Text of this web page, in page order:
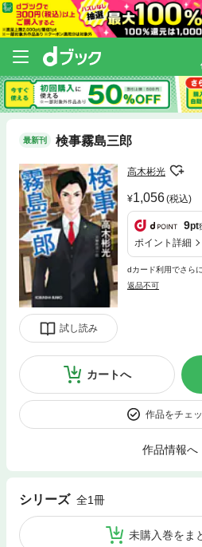
最新刊 検事霧島三郎
試し読み
高木彬光
1,056(税込)
9pt
ポイント詳細
dカード利用でさら
返品不可
カートへ
作品をチェ
作品情報へ
シリーズ 全1冊
未購入巻をま